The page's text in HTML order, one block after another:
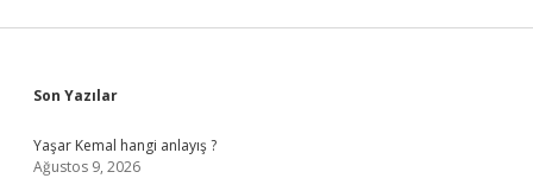
Sidebar
Son Yazılar
Yaşar Kemal hangi anlayış ?
Ağustos 9, 2026